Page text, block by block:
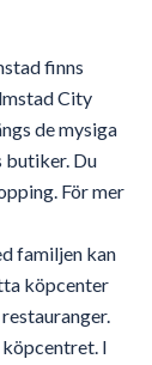
finns
City
de mysiga
butiker. Du
För mer
familjen kan
köpcenter
I